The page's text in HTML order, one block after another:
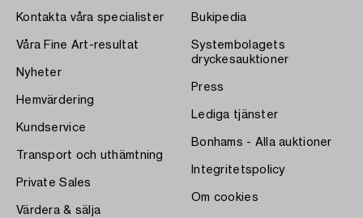
Kontakta våra specialister
Våra Fine Art-resultat
Nyheter
Hemvärdering
Kundservice
Transport och uthämtning
Private Sales
Värdera & sälja
Bukipedia
Systembolagets
dryckesauktioner
Press
Lediga tjänster
Bonhams - Alla auktioner
Integritetspolicy
Om cookies